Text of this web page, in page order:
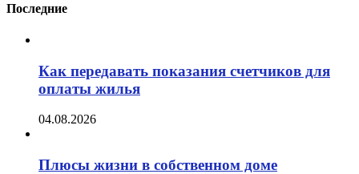
Последние
Как передавать показания счетчиков для
оплаты жилья
04.08.2026
Плюсы жизни в собственном доме